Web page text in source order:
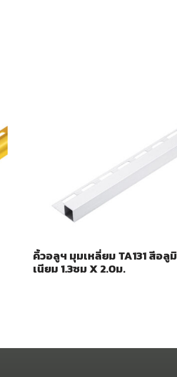
คิ้วอลูฯ มุมเหลี่ยม TA131 สีอลูมิ
เนียม 1.3ซม X 2.0ม.